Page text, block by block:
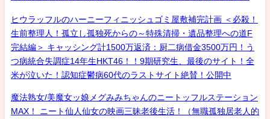
ヒウラッフルのハーニーフィニッシュゴミ屋敷補完計画 ＜必殺！
生前整理人！孤立し孤独死からの～特殊清掃・遺品整理への道F
完結編＞ キャッシング計1500万返済：厨二病借金3500万円！う
つ病統合失調症14年生HKT46！！9期研究生、最後のサイト！全
米が泣いた！認知症鬱病60代のラストサイト絶賛！公開中
魔法熟女/美魔女ッ娘メグみみちゃんのニートッフルステーション
MAX！ ニート仙人仙女の映画三昧老後生活！（無職孤独居老人的